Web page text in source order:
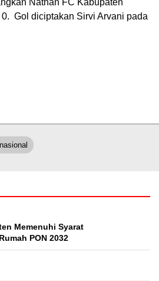
Gol diciptakan Sirvi Arvani pada
Memenuhi Syarat
PON 2032